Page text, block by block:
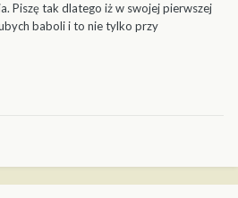
Piszę tak dlatego iż w swojej pierwszej
baboli i to nie tylko przy